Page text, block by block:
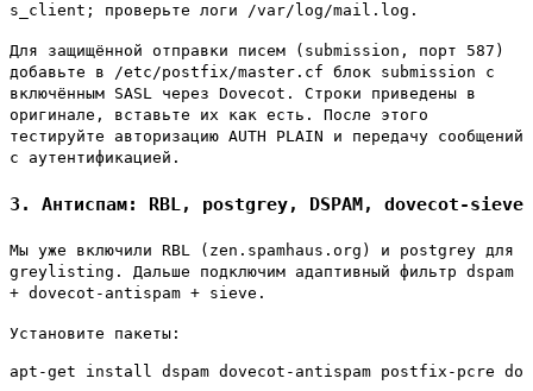
s_client; проверьте логи /var/log/mail.log.
Для защищённой отправки писем (submission, порт 587)
добавьте в /etc/postfix/master.cf блок submission с
включённым SASL через Dovecot. Строки приведены в
оригинале, вставьте их как есть. После этого
тестируйте авторизацию AUTH PLAIN и передачу сообщений
с аутентификацией.
3. Антиспам: RBL, postgrey, DSPAM, dovecot-sieve
Мы уже включили RBL (zen.spamhaus.org) и postgrey для
greylisting. Дальше подключим адаптивный фильтр dspam
+ dovecot-antispam + sieve.
Установите пакеты:
apt-get install dspam dovecot-antispam postfix-pcre